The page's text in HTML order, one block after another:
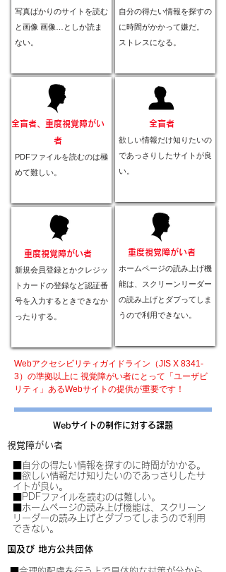
写真ばかりのサイトを読む
と画像 画像…としか読ま
ない。
全盲者、 重度視覚障がい
者
PDFファイルを読むのは極
めて難しい。
重度視覚障がい者
新規会員登録とかクレジッ
トカードの登録など認証番
号を入力するときできなか
ったりする。
自分の得たい情報を探すの
に時間がかかって嫌だ。
ストレスになる。
全盲者
欲しい情報だけ知りたいの
であっさりしたサイトが良
い。
重度視覚障がい者
ホームページの読み上げ機
能は、スクリーンリーダー
の読み上げとダブってしま
うので利用できない。
Webアクセシビリティガイドライン（JIS X 8341-
3）の準拠以上に 視覚障がい者にとって「ユーザビ
リティ」あるWebサイトの提供が重要です！
Webサイトの制作に対する課題
視覚障がい者
■自分の得たい情報を探すのに時間がかかる。
■欲しい情報だけ知りたいのであっさりしたサ
イトが良い。
■PDFファイルを読むのは難しい。
■ホームページの読み上げ機能は、スクリーン
リーダーの読み上げとダブってしまうので利用
できない。
国及び 地方公共団体